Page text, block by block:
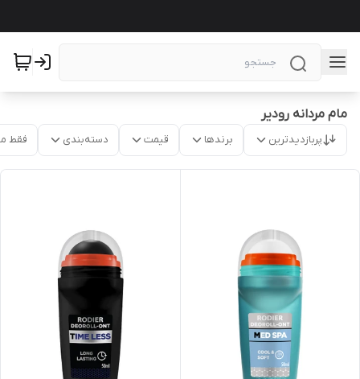
مام مردانه رودیر
پربازدیدترین برندها قیمت دسته‌بندی فقط